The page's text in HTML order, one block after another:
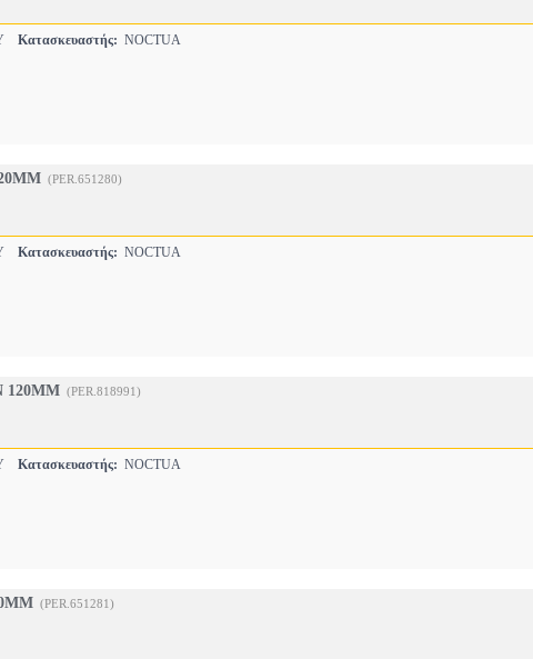
Κατασκευαστής: NOCTUA
(PER.651280)
Κατασκευαστής: NOCTUA
120MM (PER.818991)
Κατασκευαστής: NOCTUA
(PER.651281)